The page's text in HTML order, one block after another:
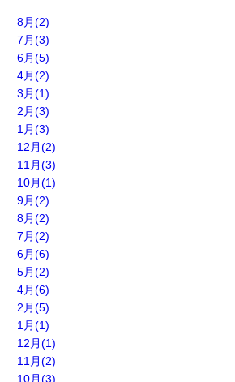
8月(2)
7月(3)
6月(5)
4月(2)
3月(1)
2月(3)
1月(3)
12月(2)
11月(3)
10月(1)
9月(2)
8月(2)
7月(2)
6月(6)
5月(2)
4月(6)
2月(5)
1月(1)
12月(1)
11月(2)
10月(3)